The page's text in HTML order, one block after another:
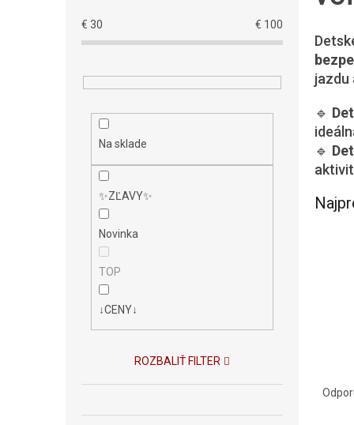
€ 30 € 100
Na sklade
✨ZĽAVY✨
Novinka
TOP
↓CENY↓
ROZBALIŤ FILTER
jazdu
🔹
🔹